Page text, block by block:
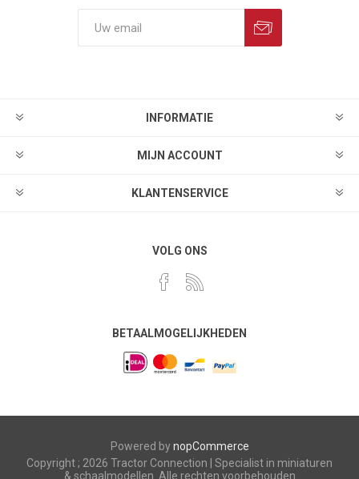
INFORMATIE
MIJN ACCOUNT
KLANTENSERVICE
VOLG ONS
BETAALMOGELIJKHEDEN
Powered bynopCommerce
Copyright ; 2026 Tractor Connection | Specialist in miniaturen
& schaalmodellen. Alle rechten voorbehouden